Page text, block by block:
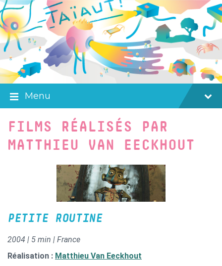
Skip
to
content
Skip
to
main
navigation
Skip
to
footer
Menu
FILMS RÉALISÉS PAR
MATTHIEU VAN EECKHOUT
PETITE ROUTINE
2004 | 5 min | France
Réalisation : Matthieu Van Eeckhout